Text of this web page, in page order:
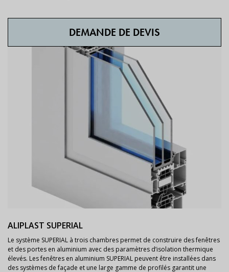
DEMANDE DE DEVIS
ALIPLAST SUPERIAL
Le système SUPERIAL à trois chambres permet de construire des fenêtres
et des portes en aluminium avec des paramètres d’isolation thermique
élevés. Les fenêtres en aluminium SUPERIAL peuvent être installées dans
des systèmes de façade et une large gamme de profilés garantit une